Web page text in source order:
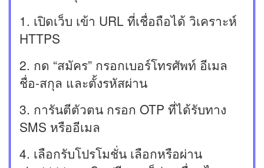
1. เปิดเว็บ เข้า URL ที่เชื่อถือได้ วิเคราะห์
HTTPS
2. กด “สมัคร” กรอกเบอร์โทรศัพท์ อีเมล
ชื่อ-สกุล และตั้งรหัสผ่าน
3. การันตีตัวตน กรอก OTP ที่ได้รับทาง
SMS หรืออีเมล
4. เลือกรับโปรโมชั่น เลือกหรือผ่าน